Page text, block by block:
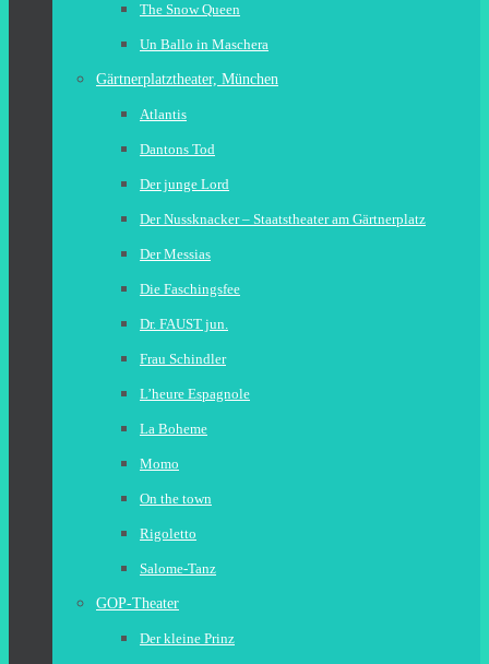
The Snow Queen
Un Ballo in Maschera
Gärtnerplatztheater, München
Atlantis
Dantons Tod
Der junge Lord
Der Nussknacker – Staatstheater am Gärtnerplatz
Der Messias
Die Faschingsfee
Dr. FAUST jun.
Frau Schindler
L’heure Espagnole
La Boheme
Momo
On the town
Rigoletto
Salome-Tanz
GOP-Theater
Der kleine Prinz